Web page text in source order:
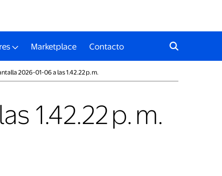
Marketplace Contacto
2026-01-06 a las 1.42.22 p. m.
1.42.22 p. m.